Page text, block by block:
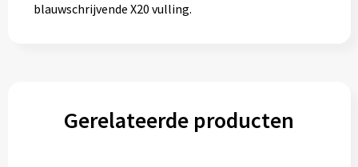
blauwschrijvende X20 vulling.
Gerelateerde producten